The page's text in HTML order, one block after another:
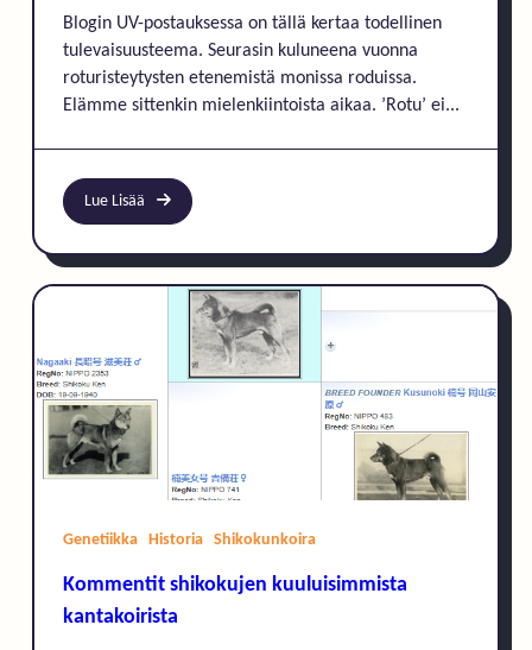
Pennutustalkoot
2026
Blogin UV-postauksessa on tällä kertaa todellinen
tulevaisuusteema. Seurasin kuluneena vuonna
roturisteytysten etenemistä monissa roduissa.
Elämme sittenkin mielenkiintoista aikaa. ’Rotu’ ei...
Lue Lisää
Genetiikka Historia Shikokunkoira
Kommentit shikokujen kuuluisimmista
kantakoirista